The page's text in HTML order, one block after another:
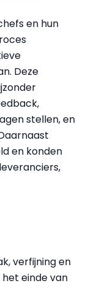
en hun
Deze
stellen, en
en konden
verfijning en
einde van